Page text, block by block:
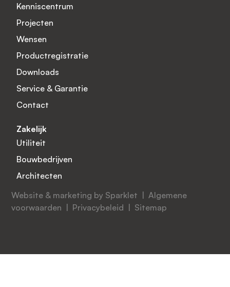
Kenniscentrum
Projecten
Wensen
Productregistratie
Downloads
Service & Garantie
Contact
Zakelijk
Utiliteit
Bouwbedrijven
Architecten
Website & marketing by Sparklet | Algemene
voorwaarden | Privacybeleid | Sitemap